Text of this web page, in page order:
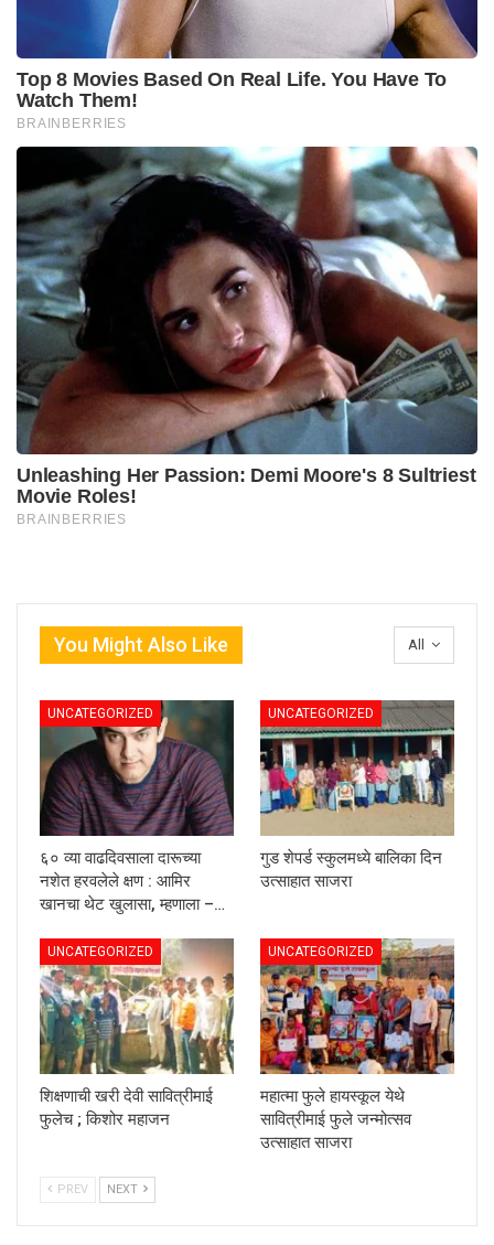
All
You Might Also Like
UNCATEGORIZED
६० व्या वाढदिवसाला दारूच्या
नशेत हरवलेले क्षण : आमिर
खानचा थेट खुलासा, म्हणाला –…
UNCATEGORIZED
गुड शेपर्ड स्कुलमध्ये बालिका दिन
उत्साहात साजरा
UNCATEGORIZED
शिक्षणाची खरी देवी सावित्रीमाई
फुलेच ; किशोर महाजन
UNCATEGORIZED
महात्मा फुले हायस्कूल येथे
सावित्रीमाई फुले जन्मोत्सव
उत्साहात साजरा
PREV NEXT